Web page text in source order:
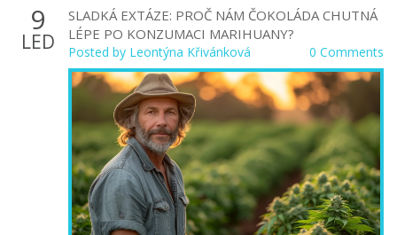
9
LED
SLADKÁ EXTÁZE: PROČ NÁM ČOKOLÁDA CHUTNÁ
LÉPE PO KONZUMACI MARIHUANY?
Posted by Leontýna Křivánková 0 Comments